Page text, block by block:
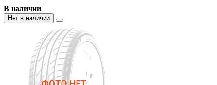
В наличии
Нет в наличии